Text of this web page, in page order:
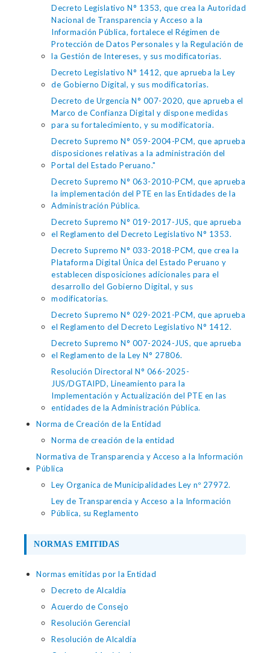
Decreto Legislativo N° 1353, que crea la Autoridad
Nacional de Transparencia y Acceso a la
Información Pública, fortalece el Régimen de
Protección de Datos Personales y la Regulación de
la Gestión de Intereses, y sus modificatorias.
Decreto Legislativo N° 1412, que aprueba la Ley
de Gobierno Digital, y sus modificatorias.
Decreto de Urgencia N° 007-2020, que aprueba el
Marco de Confianza Digital y dispone medidas
para su fortalecimiento, y su modificatoria.
Decreto Supremo N° 059-2004-PCM, que aprueba
disposiciones relativas a la administración del
Portal del Estado Peruano."
Decreto Supremo N° 063-2010-PCM, que aprueba
la implementación del PTE en las Entidades de la
Administración Pública.
Decreto Supremo N° 019-2017-JUS, que aprueba
el Reglamento del Decreto Legislativo N° 1353.
Decreto Supremo N° 033-2018-PCM, que crea la
Plataforma Digital Única del Estado Peruano y
establecen disposiciones adicionales para el
desarrollo del Gobierno Digital, y sus
modificatorias.
Decreto Supremo N° 029-2021-PCM, que aprueba
el Reglamento del Decreto Legislativo N° 1412.
Decreto Supremo N° 007-2024-JUS, que aprueba
el Reglamento de la Ley N° 27806.
Resolución Directoral N° 066-2025-
JUS/DGTAIPD, Lineamiento para la
Implementación y Actualización del PTE en las
entidades de la Administración Pública.
Norma de Creación de la Entidad
Norma de creación de la entidad
Normativa de Transparencia y Acceso a la Información
Pública
Ley Organica de Municipalidades Ley nº 27972.
Ley de Transparencia y Acceso a la Información
Pública, su Reglamento
NORMAS EMITIDAS
Normas emitidas por la Entidad
Decreto de Alcaldia
Acuerdo de Consejo
Resolución Gerencial
Resolución de Alcaldía